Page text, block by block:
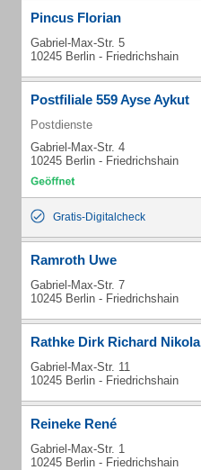
Pincus Florian
Gabriel-Max-Str. 5
10245 Berlin - Friedrichshain
Postfiliale 559 Ayse Aykut
Postdienste
Gabriel-Max-Str. 4
10245 Berlin - Friedrichshain
Gratis-Digitalcheck
Ramroth Uwe
Gabriel-Max-Str. 7
10245 Berlin - Friedrichshain
Rathke Dirk Richard Nikola
Gabriel-Max-Str. 11
10245 Berlin - Friedrichshain
Reineke René
Gabriel-Max-Str. 1
10245 Berlin - Friedrichshain